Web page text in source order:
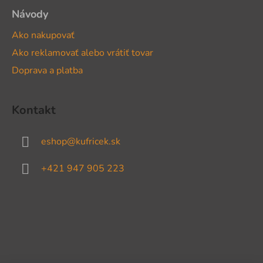
Návody
Ako nakupovať
Ako reklamovať alebo vrátiť tovar
Doprava a platba
Kontakt
eshop@kufricek.sk
+421 947 905 223